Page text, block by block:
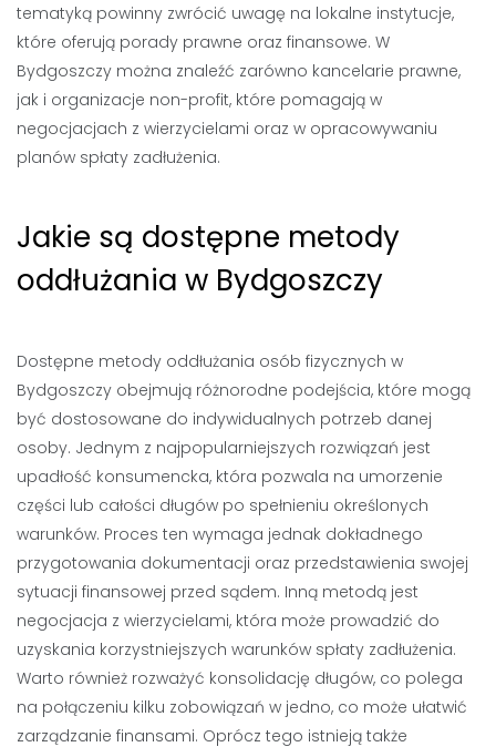
tematyką powinny zwrócić uwagę na lokalne instytucje,
które oferują porady prawne oraz finansowe. W
Bydgoszczy można znaleźć zarówno kancelarie prawne,
jak i organizacje non-profit, które pomagają w
negocjacjach z wierzycielami oraz w opracowywaniu
planów spłaty zadłużenia.
Jakie są dostępne metody
oddłużania w Bydgoszczy
Dostępne metody oddłużania osób fizycznych w
Bydgoszczy obejmują różnorodne podejścia, które mogą
być dostosowane do indywidualnych potrzeb danej
osoby. Jednym z najpopularniejszych rozwiązań jest
upadłość konsumencka, która pozwala na umorzenie
części lub całości długów po spełnieniu określonych
warunków. Proces ten wymaga jednak dokładnego
przygotowania dokumentacji oraz przedstawienia swojej
sytuacji finansowej przed sądem. Inną metodą jest
negocjacja z wierzycielami, która może prowadzić do
uzyskania korzystniejszych warunków spłaty zadłużenia.
Warto również rozważyć konsolidację długów, co polega
na połączeniu kilku zobowiązań w jedno, co może ułatwić
zarządzanie finansami. Oprócz tego istnieją także